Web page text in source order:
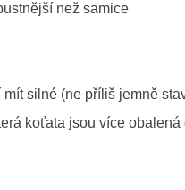
než samice
silné (ne příliš jemně
koťata jsou více